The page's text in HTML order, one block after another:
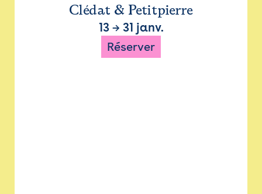
Clédat & Petitpierre
13→ 31 janv.
Réserver